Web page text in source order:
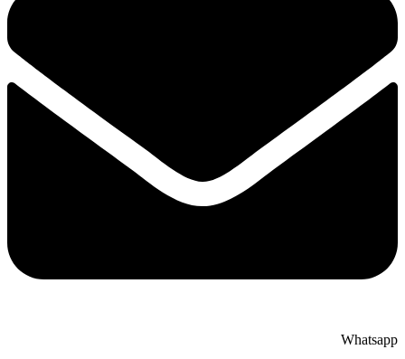
Whatsapp